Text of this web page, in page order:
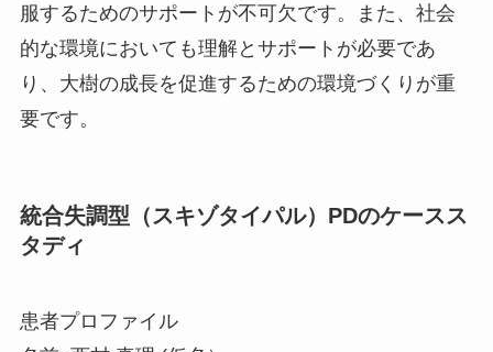
服するためのサポートが不可欠です。また、社会
的な環境においても理解とサポートが必要であ
り、大樹の成長を促進するための環境づくりが重
要です。
統合失調型（スキゾタイパル）PDのケースス
タディ
患者プロファイル